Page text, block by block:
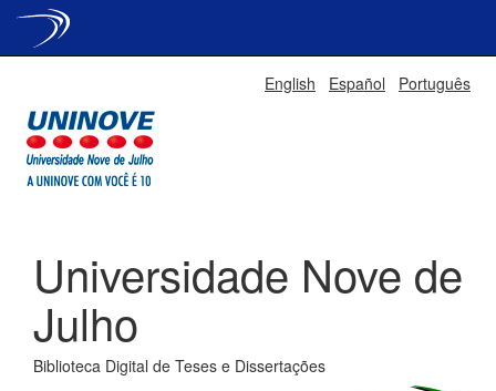
English Español Português
Universidade Nove de
Julho
Biblioteca Digital de Teses e Dissertações